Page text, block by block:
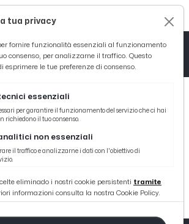
404
tua privacy
fornire funzionalità essenziali al funzionamento
consenso, per analizzarne il traffico. Questo
esprimere le tue preferenze di consenso.
essenziali
per garantire il funzionamento del servizio che ci hai
richiedono il tuo consenso.
non essenziali
il traffico e analizzarne i dati con l'obiettivo di
eliminado i nostri cookie persistenti tramite
informazioni consulta la nostra Cookie Policy.